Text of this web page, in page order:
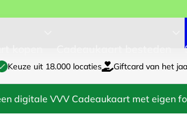
Keuze uit 18.000 locaties Giftcard van het
digitale VVV Cadeaukaart met eigen